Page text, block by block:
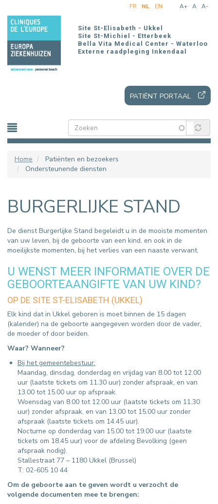
en
naar
inhoud
gaan
A+ A A-
FR NL EN
Site St-Elisabeth - Ukkel
Site St-Michiel - Etterbeek
Bella Vita Medical Center - Waterloo
Externe raadpleging Inkendaal
PATIËNT PORTAAL
Home
Patiënten en bezoekers
Ondersteunende diensten
BURGERLIJKE STAND
De dienst Burgerlijke Stand begeleidt u in de mooiste momenten
van uw leven, bij de geboorte van een kind, en ook in de
moeilijkste momenten, bij het verlies van een naaste verwant.
U WENST MEER INFORMATIE OVER DE
GEBOORTEAANGIFTE VAN UW KIND?
OP DE SITE ST-ELISABETH (UKKEL)
Elk kind dat in Ukkel geboren is moet binnen de 15 dagen
(kalender) na de geboorte aangegeven worden door de vader,
de moeder of door beiden.
Waar? Wanneer?
Bij het gemeentebestuur:
Maandag, dinsdag, donderdag en vrijdag van 8.00 tot 12.00
uur (laatste tickets om 11.30 uur) zonder afspraak, en van
13.00 tot 15.00 uur op afspraak.
Woensdag van 8.00 tot 12.00 uur (laatste tickets om 11.30
uur) zonder afspraak, en van 13.00 tot 15.00 uur zonder
afspraak (laatste tickets om 14.45 uur).
Nocturne op donderdag van 15.00 tot 19.00 uur (laatste
tickets om 18.45 uur) voor de afdeling Bevolking (geen
afspraak nodig).
Stallestraat 77 – 1180 Ukkel (Brussel)
T: 02-605 10 44
Om de geboorte aan te geven wordt u verzocht de
volgende documenten mee te brengen: